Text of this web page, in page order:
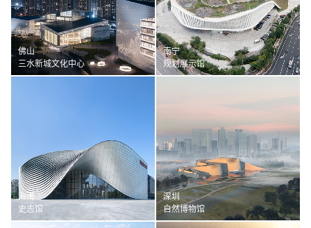
佛山
三水新城文化中心
南宁
规划展示馆
海南
史志馆
深圳
自然博物馆